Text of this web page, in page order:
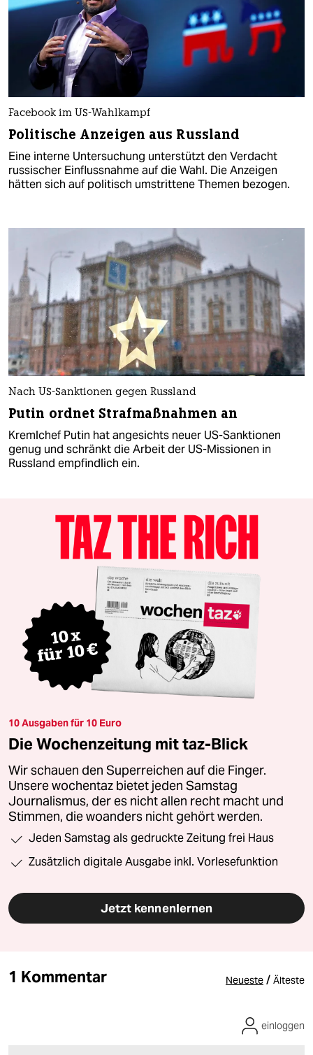
Facebook im US-Wahlkampf
Politische Anzeigen aus Russland
Eine interne Untersuchung unterstützt den Verdacht
russischer Einflussnahme auf die Wahl. Die Anzeigen
hätten sich auf politisch umstrittene Themen bezogen.
Nach US-Sanktionen gegen Russland
Putin ordnet Strafmaßnahmen an
Kremlchef Putin hat angesichts neuer US-Sanktionen
genug und schränkt die Arbeit der US-Missionen in
Russland empfindlich ein.
10 Ausgaben für 10 Euro
Die Wochenzeitung mit taz-Blick
Wir schauen den Superreichen auf die Finger.
Unsere wochentaz bietet jeden Samstag
Journalismus, der es nicht allen recht macht und
Stimmen, die woanders nicht gehört werden.
Jeden Samstag als gedruckte Zeitung frei Haus
Zusätzlich digitale Ausgabe inkl. Vorlesefunktion
Jetzt kennenlernen
1 Kommentar Neueste / Älteste
einloggen